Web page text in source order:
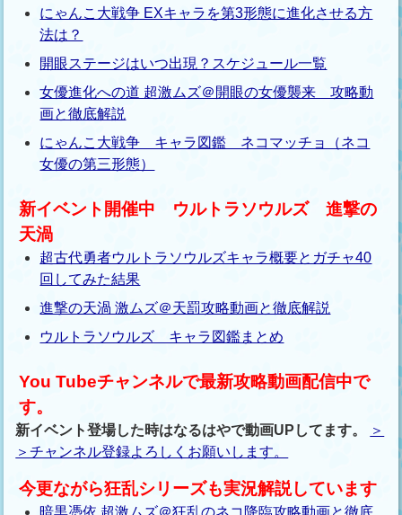
にゃんこ大戦争 EXキャラを第3形態に進化させる方
法は？
開眼ステージはいつ出現？スケジュール一覧
女優進化への道 超激ムズ＠開眼の女優襲来 攻略動
画と徹底解説
にゃんこ大戦争 キャラ図鑑 ネコマッチョ（ネコ
女優の第三形態）
新イベント開催中 ウルトラソウルズ 進撃の
天渦
超古代勇者ウルトラソウルズキャラ概要とガチャ40
回してみた結果
進撃の天渦 激ムズ＠天罰攻略動画と徹底解説
ウルトラソウルズ キャラ図鑑まとめ
You Tubeチャンネルで最新攻略動画配信中で
す。
新イベント登場した時はなるはやで動画UPしてます。
＞
＞チャンネル登録よろしくお願いします。
今更ながら狂乱シリーズも実況解説しています